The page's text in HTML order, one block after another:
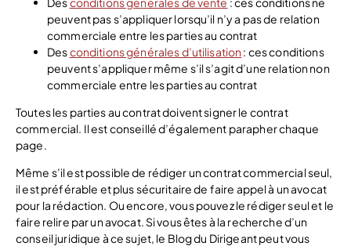
peuvent pas s’appliquer lorsqu’il n’y a pas de relation
commerciale entre les parties au contrat
Desconditions générales d’utilisation : ces conditions
peuvent s’appliquer même s’il s’agit d’une relation non
commerciale entre les parties au contrat
Toutes les parties au contrat doivent signer le contrat
commercial. Il est conseillé d’également parapher chaque
page.
Même s’il est possible de rédiger un contrat commercial seul,
il est préférable et plus sécuritaire de faire appel à un avocat
pour la rédaction. Ou encore, vous pouvez le rédiger seul et le
faire relire par un avocat. Si vous êtes à la recherche d’un
conseil juridique à ce sujet, le Blog du Dirigeant peut vous